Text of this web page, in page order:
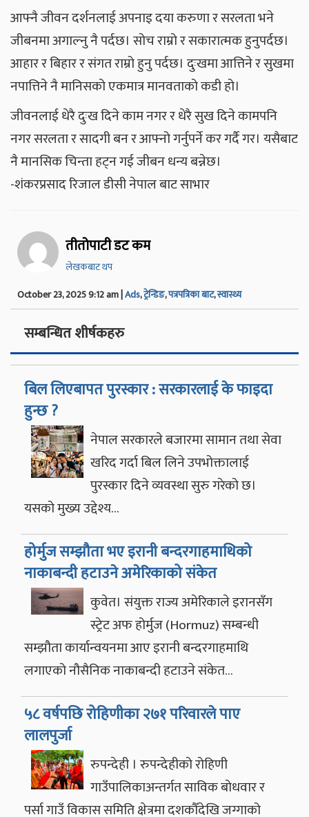
आफ्नै जीवन दर्शनलाई अपनाइ दया करुणा र सरलता भने
जीबनमा अगाल्नु नै पर्दछ। सोच राम्रो र सकारात्मक हुनुपर्दछ।
आहार र बिहार र संगत राम्रो हुनु पर्दछ। दुःखमा आत्तिने र सुखमा
नपात्तिने नै मानिसको एकमात्र मानवताको कडी हो।
जीवनलाई धेरै दुःख दिने काम नगर र धेरै सुख दिने कामपनि
नगर सरलता र सादगी बन र आफ्नो गर्नुपर्ने कर गर्दै गर। यसैबाट
नै मानसिक चिन्ता हट्न गई जीबन धन्य बन्नेछ।
-शंकरप्रसाद रिजाल डीसी नेपाल बाट साभार
तीतोपाटी डट कम
लेखकबाट थप
October 23, 2025 9:12 am |Ads,ट्रेन्डिङ,पत्रपत्रिका बाट,स्वास्थ्य
सम्बन्धित शीर्षकहरु
बिल लिएबापत पुरस्कार : सरकारलाई के फाइदा
हुन्छ ?
नेपाल सरकारले बजारमा सामान तथा सेवा
खरिद गर्दा बिल लिने उपभोक्तालाई
पुरस्कार दिने व्यवस्था सुरु गरेको छ।
यसको मुख्य उद्देश्य…
होर्मुज सम्झौता भए इरानी बन्दरगाहमाथिको
नाकाबन्दी हटाउने अमेरिकाको संकेत
कुवेत। संयुक्त राज्य अमेरिकाले इरानसँग
स्ट्रेट अफ होर्मुज (Hormuz) सम्बन्धी
सम्झौता कार्यान्वयनमा आए इरानी बन्दरगाहमाथि
लगाएको नौसैनिक नाकाबन्दी हटाउने संकेत…
५८ वर्षपछि रोहिणीका २७१ परिवारले पाए
लालपुर्जा
रुपन्देही । रुपन्देहीको रोहिणी
गाउँपालिकाअन्तर्गत साविक बोधवार र
पर्सा गाउँ विकास समिति क्षेत्रमा दशकौँदेखि जग्गाको